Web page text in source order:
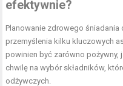
efektywnie?
Planowanie zdrowego
przemyślenia kilku kluczowych
powinien być zarówno
chwilę na wybór składników,
odżywczych.